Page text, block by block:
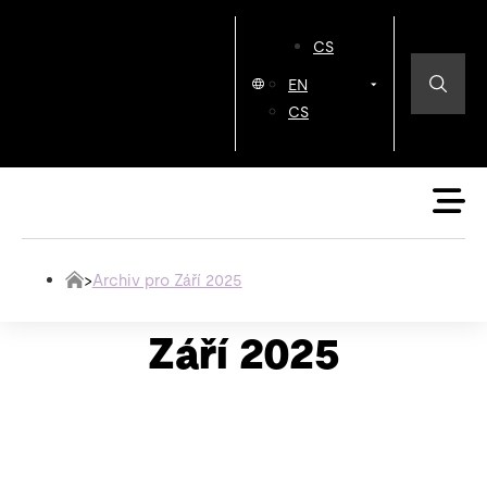
CS
EN
CS
>Archiv pro Září 2025
Září 2025